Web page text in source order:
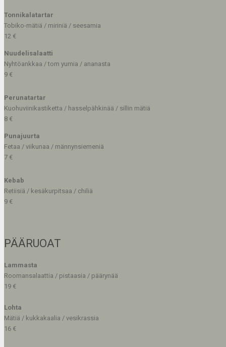
Tonnikalatartar
Tobiko-mätiä / miriniä / seesamia
12 €
Nuudelisalaatti
Nyhtöankkaa / tom yumia / ananasta
9 €
Perunatartar
Kuohuviinikastiketta / hasselpähkinää / sillin mätiä
8 €
Punajuurta
Fetaa / viikunaa / männynsiemeniä
7 €
Kebab
Retiisiä / kesäkurpitsaa / chiliä
9 €
PÄÄRUOAT
Lammasta
Roomansalaattia / pistaasia / päärynää
19 €
Lohta
Mätiä / kukkakaalia / vesikrassia
16 €